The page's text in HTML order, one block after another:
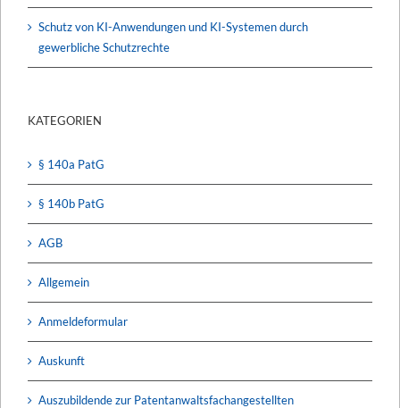
Schutz von KI-Anwendungen und KI-Systemen durch
gewerbliche Schutzrechte
KATEGORIEN
§ 140a PatG
§ 140b PatG
AGB
Allgemein
Anmeldeformular
Auskunft
Auszubildende zur Patentanwaltsfachangestellten